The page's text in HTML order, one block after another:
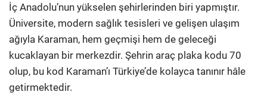
İç Anadolu’nun yükselen şehirlerinden biri yapmıştır.
Üniversite, modern sağlık tesisleri ve gelişen ulaşım
ağıyla Karaman, hem geçmişi hem de geleceği
kucaklayan bir merkezdir. Şehrin araç plaka kodu 70
olup, bu kod Karaman’ı Türkiye’de kolayca tanınır hâle
getirmektedir.